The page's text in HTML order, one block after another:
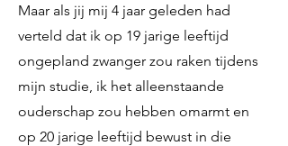
Maar als jij mij 4 jaar geleden had
verteld dat ik op 19 jarige leeftijd
ongepland zwanger zou raken tijdens
mijn studie, ik het alleenstaande
ouderschap zou hebben omarmt en
op 20 jarige leeftijd bewust in die